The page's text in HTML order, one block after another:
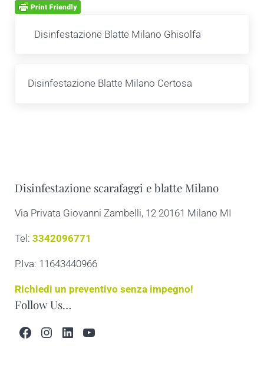
Disinfestazione Blatte Milano Ghisolfa
Disinfestazione Blatte Milano Certosa
Disinfestazione scarafaggi e blatte Milano
Via Privata Giovanni Zambelli, 12 20161 Milano MI
Tel: 3342096771
P.Iva: 11643440966
Richiedi un preventivo senza impegno!
Follow Us…
Facebook
Instagram
LinkedInYouTube